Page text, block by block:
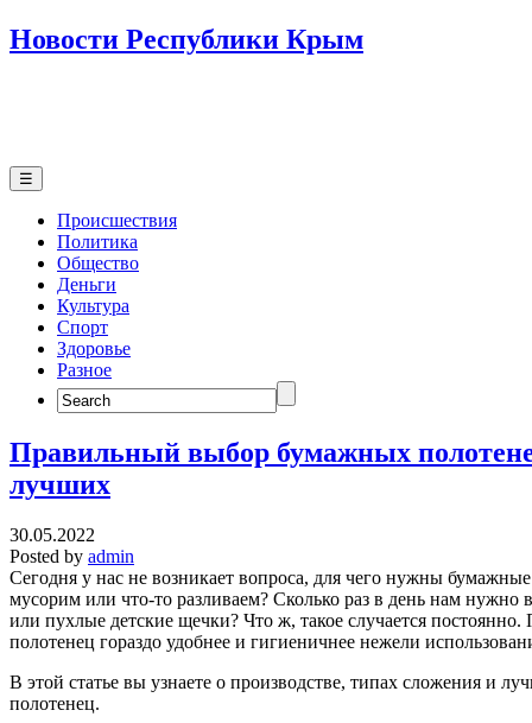
Новости Республики Крым
☰
Происшествия
Политика
Общество
Деньги
Культура
Спорт
Здоровье
Разное
Search
for:
Правильный выбор бумажных
лучших
30.05.2022
Posted by admin
Сегодня у нас не возникает вопроса, для чего нужны
мусорим или что-то разливаем? Сколько раз в день нам нужно
или пухлые детские щечки? Что ж, такое случается
полотенец гораздо удобнее и гигиеничнее нежели
В этой статье вы узнаете о производстве, типах сложения и
полотенец.